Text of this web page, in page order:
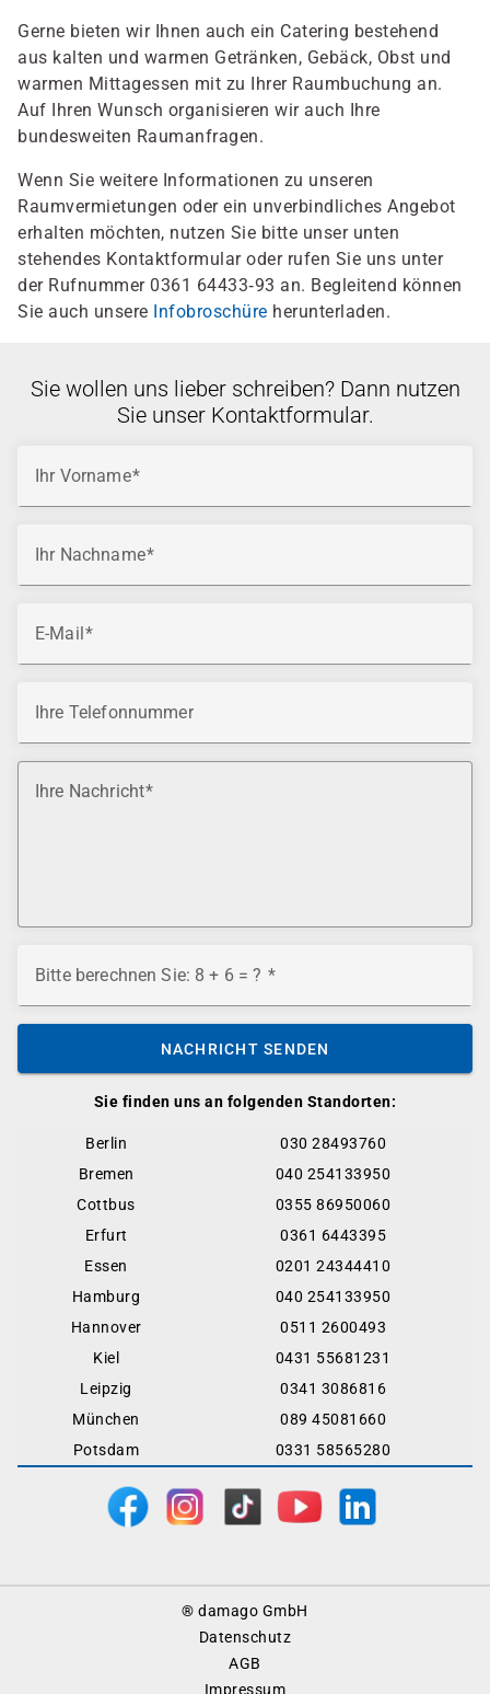
Gerne bieten wir Ihnen auch ein Catering bestehend
aus kalten und warmen Getränken, Gebäck, Obst und
warmen Mittagessen mit zu Ihrer Raumbuchung an.
Auf Ihren Wunsch organisieren wir auch Ihre
bundesweiten Raumanfragen.
Wenn Sie weitere Informationen zu unseren
Raumvermietungen oder ein unverbindliches Angebot
erhalten möchten, nutzen Sie bitte unser unten
stehendes Kontaktformular oder rufen Sie uns unter
der Rufnummer 0361 64433‑93 an. Begleitend können
Sie auch unsere Infobroschüre herunterladen.
Sie finden uns an folgenden Standorten:
Berlin
030 28493760
Bremen
040 254133950
Cottbus
0355 86950060
Erfurt
0361 6443395
Essen
0201 24344410
Hamburg
040 254133950
Hannover
0511 2600493
Kiel
0431 55681231
Leipzig
0341 3086816
München
089 45081660
Potsdam
0331 58565280
Sie wollen uns lieber schreiben? Dann nutzen
Sie unser Kontaktformular.
Ihr Vorname
Ihr Nachname
E-Mail
Ihre Telefonnummer
Ihre Nachricht
Bitte berechnen Sie: 8 + 6 = ?
NACHRICHT SENDEN
® damago GmbH
Datenschutz
AGB
Impressum